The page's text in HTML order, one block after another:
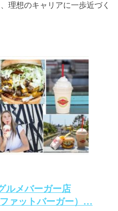
理想のキャリアに一歩近づく
ルメバーガー店
ァットバーガー）…